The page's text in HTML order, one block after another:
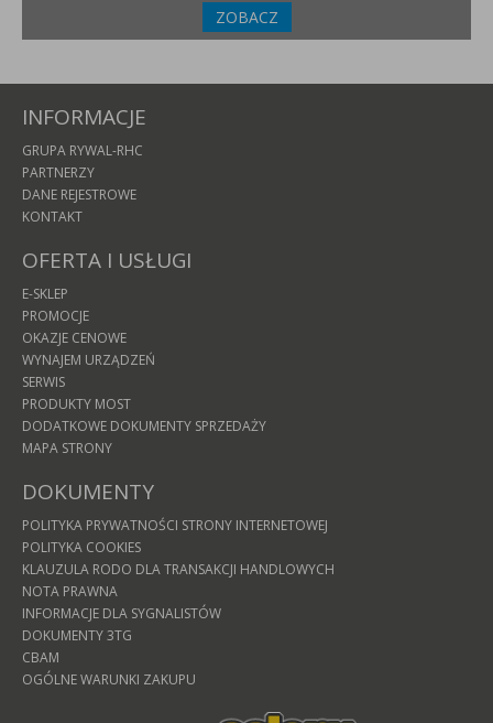
ZOBACZ
INFORMACJE
GRUPA RYWAL-RHC
PARTNERZY
DANE REJESTROWE
KONTAKT
OFERTA I USŁUGI
E-SKLEP
PROMOCJE
OKAZJE CENOWE
WYNAJEM URZĄDZEŃ
SERWIS
PRODUKTY MOST
DODATKOWE DOKUMENTY SPRZEDAŻY
MAPA STRONY
DOKUMENTY
POLITYKA PRYWATNOŚCI STRONY INTERNETOWEJ
POLITYKA COOKIES
KLAUZULA RODO DLA TRANSAKCJI HANDLOWYCH
NOTA PRAWNA
INFORMACJE DLA SYGNALISTÓW
DOKUMENTY 3TG
CBAM
OGÓLNE WARUNKI ZAKUPU